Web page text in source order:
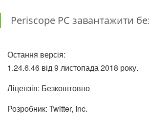
Periscope PC завантажити
Остання версія:
1.24.6.46 від 9 листопада 2018 року.
Ліцензія: Безкоштовно
Розробник: Twitter, Inc.